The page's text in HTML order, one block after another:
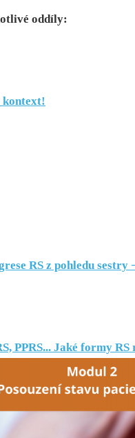
oddíly:
kontext!
RS z pohledu
PPRS... Jaké formy